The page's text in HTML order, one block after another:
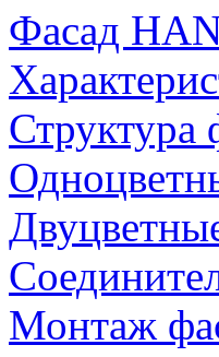
Фасад
Структура
Монтаж